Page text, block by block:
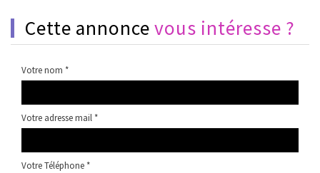
cette annonce vous intéresse ?
Votre nom *
Votre adresse mail *
Votre Téléphone *